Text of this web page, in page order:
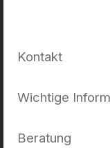
Kontakt
Wichtige
Beratung